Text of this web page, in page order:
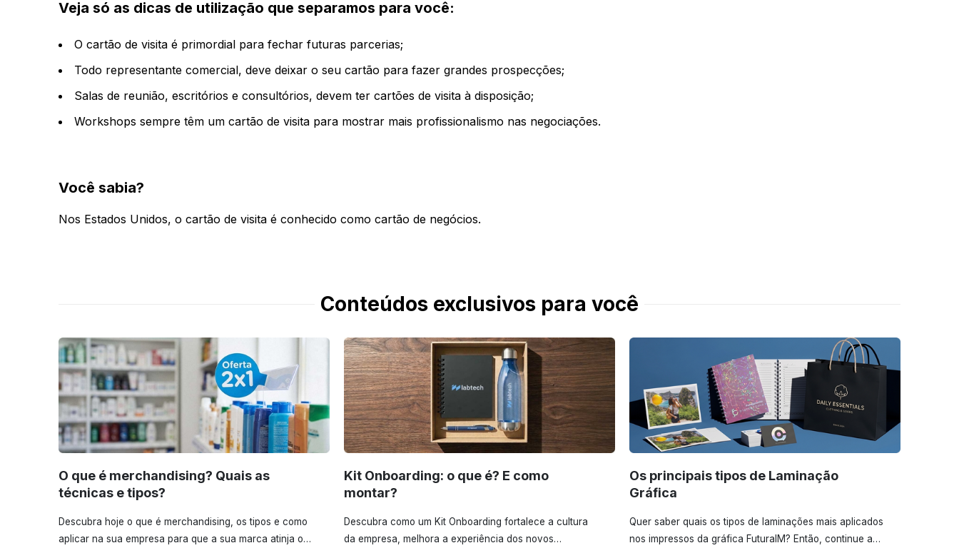
Veja só as dicas de utilização que separamos para você:
O cartão de visita é primordial para fechar futuras parcerias;
Todo representante comercial, deve deixar o seu cartão para fazer grandes prospecções;
Salas de reunião, escritórios e consultórios, devem ter cartões de visita à disposição;
Workshops sempre têm um cartão de visita para mostrar mais profissionalismo nas negociações.
Você sabia?
Nos Estados Unidos, o cartão de visita é conhecido como cartão de negócios.
Conteúdos exclusivos para você
O que é merchandising? Quais as
técnicas e tipos?
Descubra hoje o que é merchandising, os tipos e como
aplicar na sua empresa para que a sua marca atinja o
Kit Onboarding: o que é? E como
montar?
Descubra como um Kit Onboarding fortalece a cultura
da empresa, melhora a experiência dos novos
Os principais tipos de Laminação
Gráfica
Quer saber quais os tipos de laminações mais aplicados
nos impressos da gráfica FuturaIM? Então, continue a